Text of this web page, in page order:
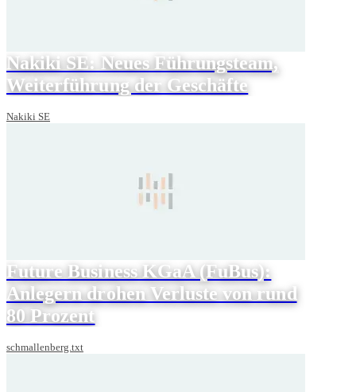
Nakiki SE: Neues Führungsteam,
Weiterführung der Geschäfte
Nakiki SE
Future Business KGaA (FuBus):
Anlegern drohen Verluste von rund
80 Prozent
schmallenberg.txt